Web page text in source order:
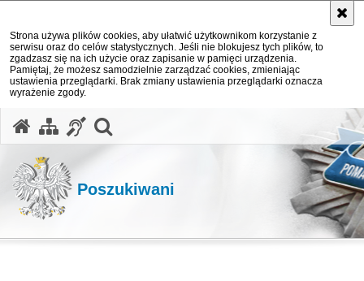
Strona używa plików cookies, aby ułatwić użytkownikom korzystanie z
serwisu oraz do celów statystycznych. Jeśli nie blokujesz tych plików, to
zgadzasz się na ich użycie oraz zapisanie w pamięci urządzenia.
Pamiętaj, że możesz samodzielnie zarządzać cookies, zmieniając
ustawienia przeglądarki. Brak zmiany ustawienia przeglądarki oznacza
wyrażenie zgody.
Poszukiwani